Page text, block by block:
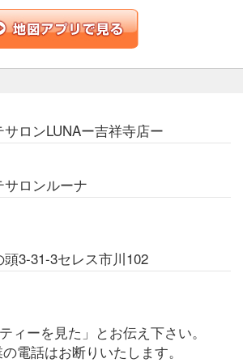
サロンLUNAー吉祥寺店ー
サロンルーナ
3-31-3セレス市川102
ィーを見た」とお伝え下さい。
電話はお断りいたします。